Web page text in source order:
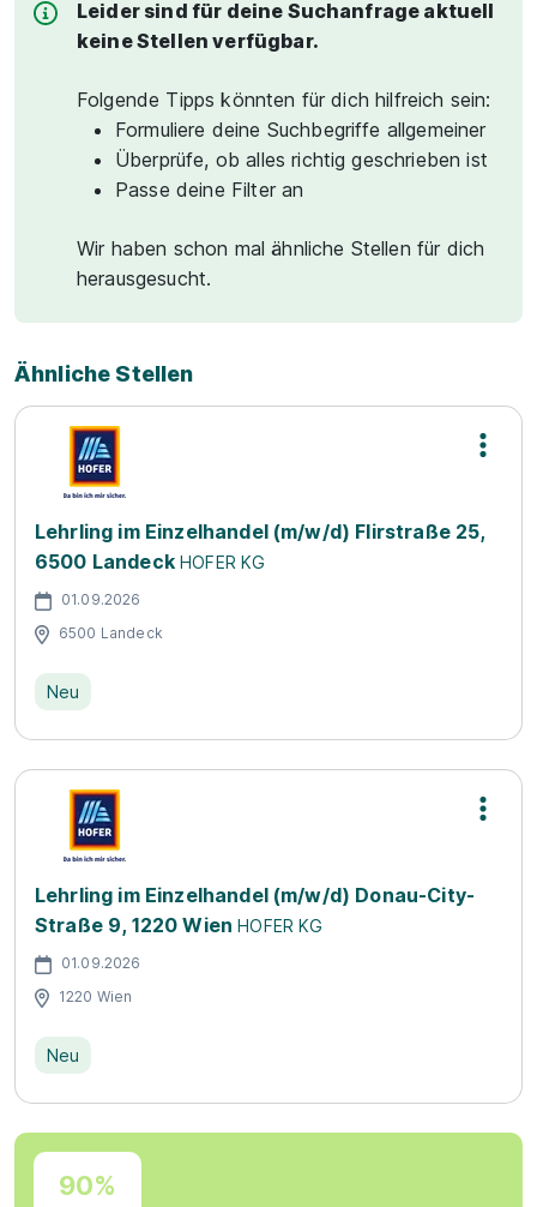
Leider sind für deine Suchanfrage aktuell
keine Stellen verfügbar.
Folgende Tipps könnten für dich hilfreich sein:
Formuliere deine Suchbegriffe allgemeiner
Überprüfe, ob alles richtig geschrieben ist
Passe deine Filter an
Wir haben schon mal ähnliche Stellen für dich
herausgesucht.
Ähnliche Stellen
Lehrling im Einzelhandel (m/w/d) Flirstraße 25,
6500 Landeck HOFER KG
01.09.2026
6500 Landeck
Neu
Lehrling im Einzelhandel (m/w/d) Donau-City-
Straße 9, 1220 Wien HOFER KG
01.09.2026
1220 Wien
Neu
90%